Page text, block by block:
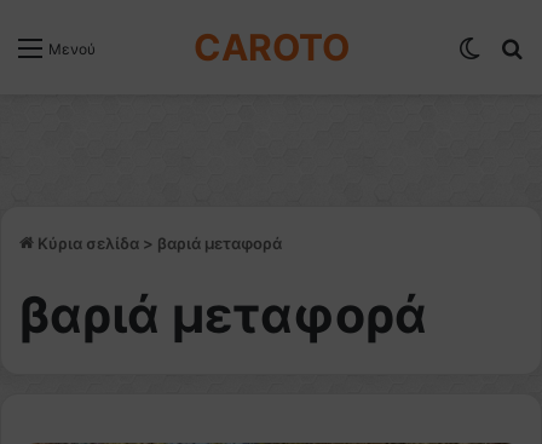
Μενού CAROTO
Κύρια σελίδα > βαριά μεταφορά
βαριά μεταφορά